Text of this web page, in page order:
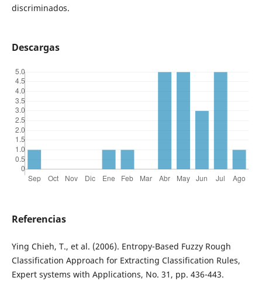
discriminados.
Descargas
Referencias
Ying Chieh, T., et al. (2006). Entropy-Based Fuzzy Rough
Classification Approach for Extracting Classification Rules,
Expert systems with Applications, No. 31, pp. 436-443.